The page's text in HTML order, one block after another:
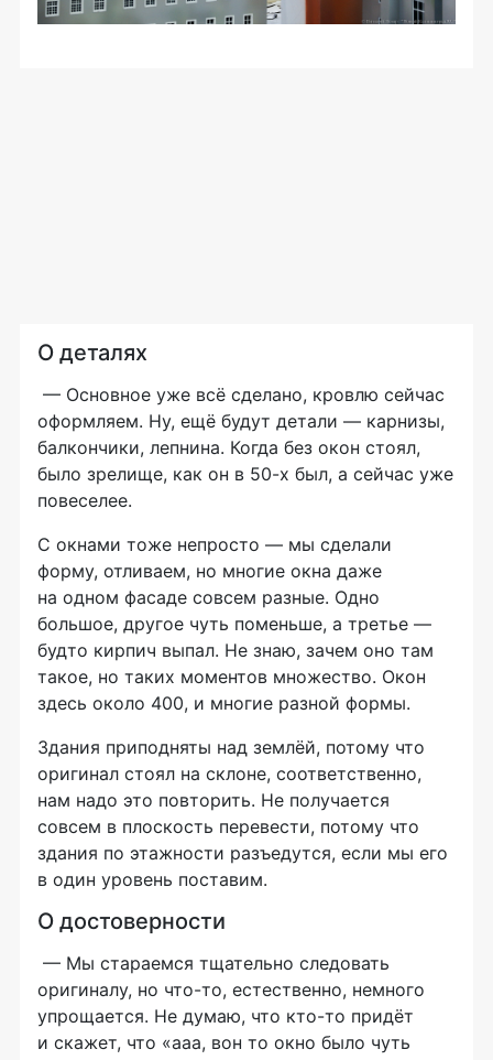
О деталях
— Основное уже всё сделано, кровлю сейчас
оформляем. Ну, ещё будут детали — карнизы,
балкончики, лепнина. Когда без окон стоял,
было зрелище, как он в 50-х был, а сейчас уже
повеселее.
С окнами тоже непросто — мы сделали
форму, отливаем, но многие окна даже
на одном фасаде совсем разные. Одно
большое, другое чуть поменьше, а третье —
будто кирпич выпал. Не знаю, зачем оно там
такое, но таких моментов множество. Окон
здесь около 400, и многие разной формы.
Здания приподняты над землёй, потому что
оригинал стоял на склоне, соответственно,
нам надо это повторить. Не получается
совсем в плоскость перевести, потому что
здания по этажности разъедутся, если мы его
в один уровень поставим.
О достоверности
— Мы стараемся тщательно следовать
оригиналу, но что-то, естественно, немного
упрощается. Не думаю, что кто-то придёт
и скажет, что «ааа, вон то окно было чуть